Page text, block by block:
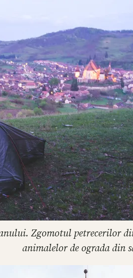
Zgomotul petrecerilor
animalelor de ograda din